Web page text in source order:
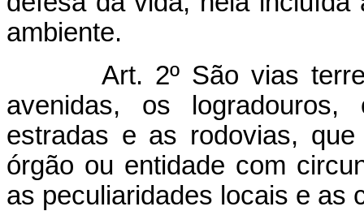
ambiente.
Art. 2º São vias
avenidas, os
estradas e as rodovias,
órgão ou entidade com
as peculiaridades locais e as